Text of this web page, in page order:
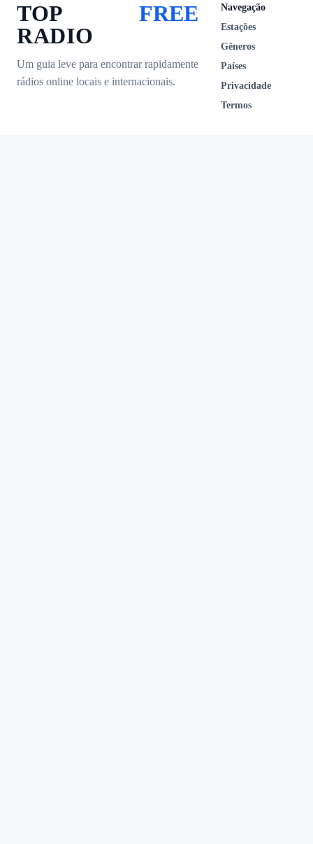
TOP
RADIO
FREE
Um guia leve para encontrar rapidamente
rádios online locais e internacionais.
Navegação
Estações
Gêneros
Países
Privacidade
Termos